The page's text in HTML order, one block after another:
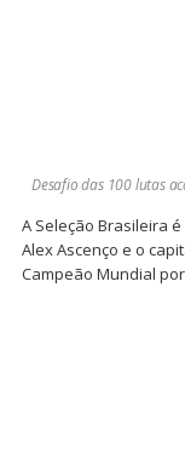
Desafio das 100 lutas
A Seleção Brasileira
Alex Ascenço e o
Campeão Mundial